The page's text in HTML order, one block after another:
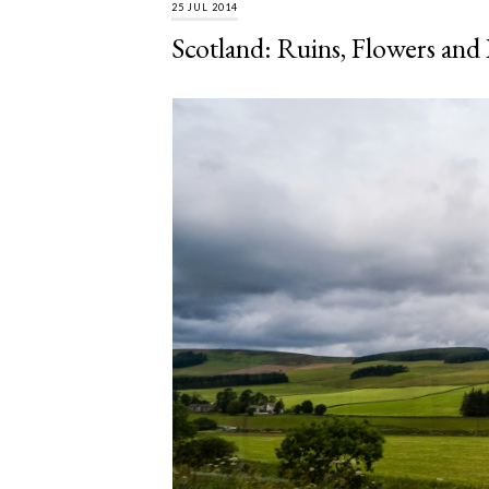
25 JUL 2014
Scotland: Ruins, Flowers and